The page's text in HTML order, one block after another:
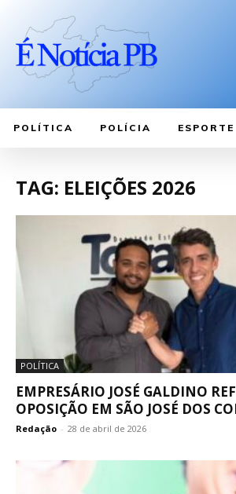
POLÍTICA POLÍCIA ESPORTE
TAG: ELEIÇÕES 2026
POLÍTICA
EMPRESÁRIO JOSÉ GALDINO
OPOSIÇÃO EM SÃO JOSÉ DOS
Redação - 28 de abril de 2026